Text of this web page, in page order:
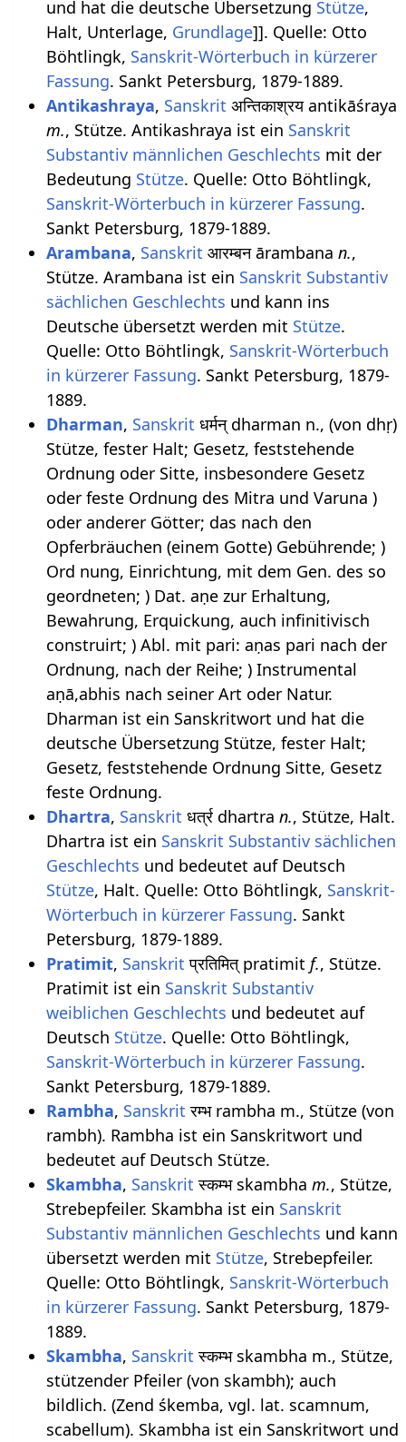
und hat die deutsche Übersetzung Stütze,
Halt, Unterlage, Grundlage]]. Quelle: Otto
Böhtlingk, Sanskrit-Wörterbuch in kürzerer
Fassung. Sankt Petersburg, 1879-1889.
Antikashraya, Sanskrit अन्तिकाश्रय antikāśraya
m., Stütze. Antikashraya ist ein Sanskrit
Substantiv männlichen Geschlechts mit der
Bedeutung Stütze. Quelle: Otto Böhtlingk,
Sanskrit-Wörterbuch in kürzerer Fassung.
Sankt Petersburg, 1879-1889.
Arambana, Sanskrit आरम्बन ārambana n.,
Stütze. Arambana ist ein Sanskrit Substantiv
sächlichen Geschlechts und kann ins
Deutsche übersetzt werden mit Stütze.
Quelle: Otto Böhtlingk, Sanskrit-Wörterbuch
in kürzerer Fassung. Sankt Petersburg, 1879-
1889.
Dharman, Sanskrit धर्मन् dharman n., (von dhṛ)
Stütze, fester Halt; Gesetz, feststehende
Ordnung oder Sitte, insbesondere Gesetz
oder feste Ordnung des Mitra und Varuna )
oder anderer Götter; das nach den
Opferbräuchen (einem Gotte) Gebührende; )
Ord nung, Einrichtung, mit dem Gen. des so
geordneten; ) Dat. aṇe zur Erhaltung,
Bewahrung, Erquickung, auch infinitivisch
construirt; ) Abl. mit pari: aṇas pari nach der
Ordnung, nach der Reihe; ) Instrumental
aṇā,abhis nach seiner Art oder Natur.
Dharman ist ein Sanskritwort und hat die
deutsche Übersetzung Stütze, fester Halt;
Gesetz, feststehende Ordnung Sitte, Gesetz
feste Ordnung.
Dhartra, Sanskrit धर्त्र dhartra n., Stütze, Halt.
Dhartra ist ein Sanskrit Substantiv sächlichen
Geschlechts und bedeutet auf Deutsch
Stütze, Halt. Quelle: Otto Böhtlingk, Sanskrit-
Wörterbuch in kürzerer Fassung. Sankt
Petersburg, 1879-1889.
Pratimit, Sanskrit प्रतिमित् pratimit f., Stütze.
Pratimit ist ein Sanskrit Substantiv
weiblichen Geschlechts und bedeutet auf
Deutsch Stütze. Quelle: Otto Böhtlingk,
Sanskrit-Wörterbuch in kürzerer Fassung.
Sankt Petersburg, 1879-1889.
Rambha, Sanskrit रम्भ rambha m., Stütze (von
rambh). Rambha ist ein Sanskritwort und
bedeutet auf Deutsch Stütze.
Skambha, Sanskrit स्कम्भ skambha m., Stütze,
Strebepfeiler. Skambha ist ein Sanskrit
Substantiv männlichen Geschlechts und kann
übersetzt werden mit Stütze, Strebepfeiler.
Quelle: Otto Böhtlingk, Sanskrit-Wörterbuch
in kürzerer Fassung. Sankt Petersburg, 1879-
1889.
Skambha, Sanskrit स्कम्भ skambha m., Stütze,
stützender Pfeiler (von skambh); auch
bildlich. (Zend śkemba, vgl. lat. scamnum,
scabellum). Skambha ist ein Sanskritwort und